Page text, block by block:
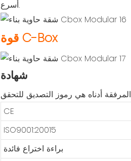
أسرع.
قوة C-Box
شهادة
CE
ISO9001:20015
براءة اختراع فائدة